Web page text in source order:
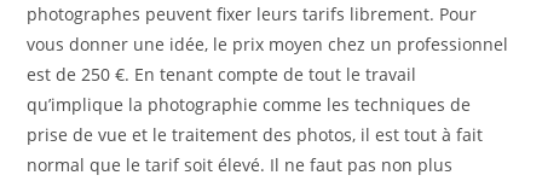
photographes peuvent fixer leurs tarifs librement. Pour
vous donner une idée, le prix moyen chez un professionnel
est de 250 €. En tenant compte de tout le travail
qu’implique la photographie comme les techniques de
prise de vue et le traitement des photos, il est tout à fait
normal que le tarif soit élevé. Il ne faut pas non plus